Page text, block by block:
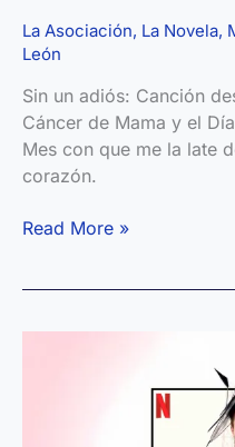
La Asociación, La Novela,
León
Sin un adiós: Canción
Cáncer de Mama y el
Mes con que me la late
corazón.
Sin
despedida
Read More »